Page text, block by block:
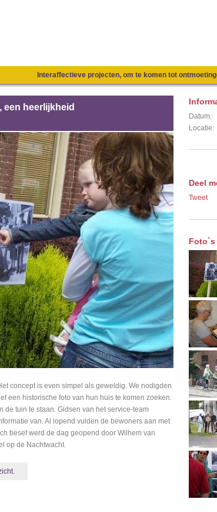
Interaffectieve projecten, om te komen tot
een heerlijkheid
concept is even simpel als geweldig. We nodigden
een historische foto van hun huis te komen zoeken.
de tuin te staan. Gidsen van het service-team
van. Al lopend vulden de bewoners aan met
besef werd de dag geopend door Wilhem van
op de Nachtwacht.
Datum:
Locatie:
Deel
Tweet
Foto`s